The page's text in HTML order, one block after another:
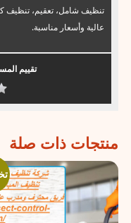
تنظيف شامل، تعقيم، تنظيف
عالية وأسعار مناسبة.
تقييم
منتجات ذات صلة